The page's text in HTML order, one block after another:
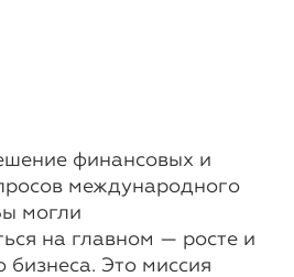
финансовых и
международного
могли
на главном — росте и
бизнеса. Это миссия